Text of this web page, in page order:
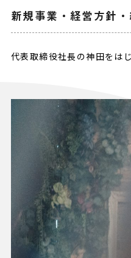
新規事業・経営方針
代表取締役社長の神田をは